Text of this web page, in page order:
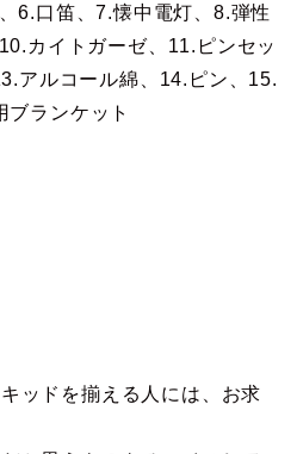
6.口笛、7.懐中電灯、8.弾性
カイトガーゼ、11.ピンセッ
アルコール綿、14.ピン、15.
ブランケット
ッドを揃える人には、お求